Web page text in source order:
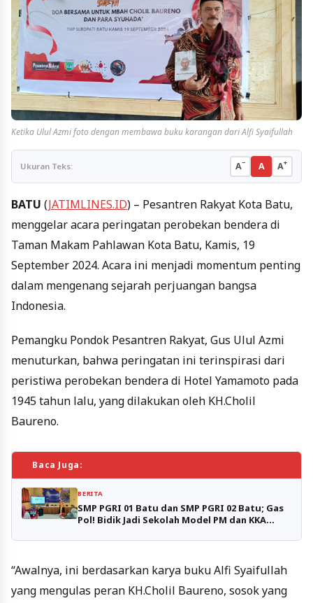
Ketika Ulul Azmi foto dengan membawa buku karangan dari Alfi Syaifullah
Ukuran Teks: A− A A+
BATU (JATIMLINES.ID) – Pesantren Rakyat Kota Batu,
menggelar acara peringatan perobekan bendera di
Taman Makam Pahlawan Kota Batu, Kamis, 19
September 2024. Acara ini menjadi momentum penting
dalam mengenang sejarah perjuangan bangsa
Indonesia.
Pemangku Pondok Pesantren Rakyat, Gus Ulul Azmi
menuturkan, bahwa peringatan ini terinspirasi dari
peristiwa perobekan bendera di Hotel Yamamoto pada
1945 tahun lalu, yang dilakukan oleh KH.Cholil
Baureno.
Baca Juga:
BERITA
SMP PGRI 01 Batu dan SMP PGRI 02 Batu; Gas
Pol! Bidik Jadi Sekolah Model PM dan KKA
“Awalnya, ini berdasarkan karya buku Alfi Syaifullah
yang mengulas peran KH.Cholil Baureno, sosok yang